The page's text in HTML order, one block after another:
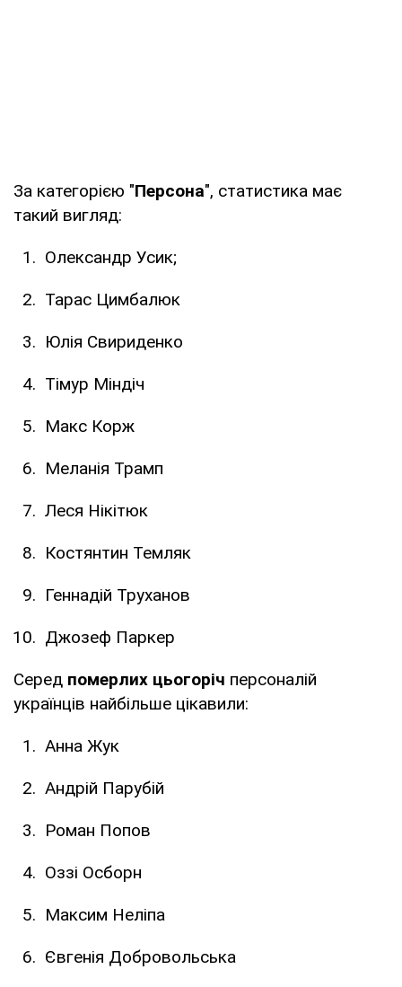
За категорією "Персона", статистика має
такий вигляд:
Олександр Усик;
Тарас Цимбалюк
Юлія Свириденко
Тімур Міндіч
Макс Корж
Меланія Трамп
Леся Нікітюк
Костянтин Темляк
Геннадій Труханов
Джозеф Паркер
Серед померлих цьогоріч персоналій
українців найбільше цікавили:
Анна Жук
Андрій Парубій
Роман Попов
Оззі Осборн
Максим Неліпа
Євгенія Добровольська